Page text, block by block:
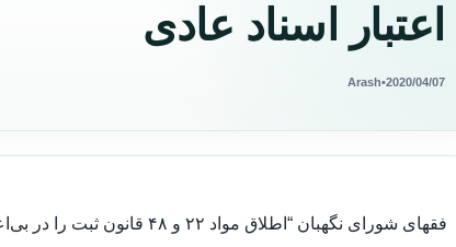
اعتبار اسناد عادی
2020/04/07
•
Arash
فقهای شورای نگهبان “اطلاق